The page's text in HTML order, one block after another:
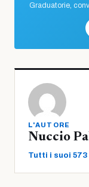
Graduatorie,
L'AUTORE
Nuccio
Tutti i suoi